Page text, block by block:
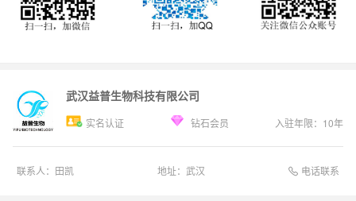
武汉益普生物科技有限公司
实名认证 钻石会员 入驻年限： 10年
联系人： 田凯 地址： 武汉 电话联系